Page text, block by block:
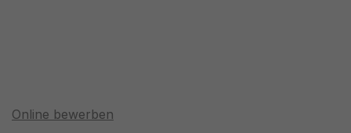
Online bewerben